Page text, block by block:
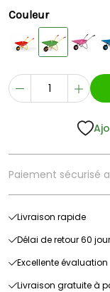
Couleur
Paiement sécurisé
Livraison rapide
Délai de retour 60
Excellente évaluation
Livraison gratuite à